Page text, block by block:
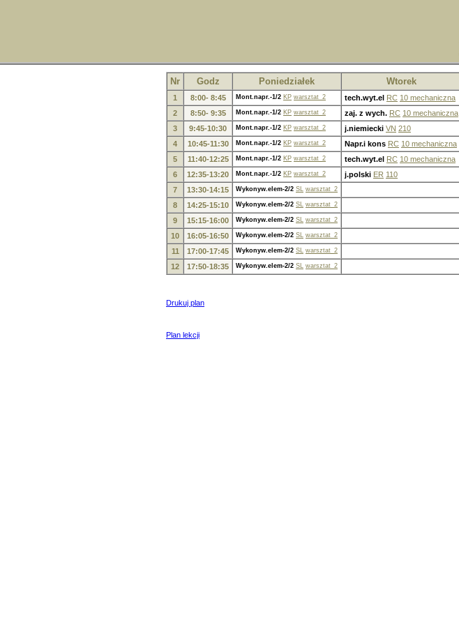
Nr Godz Poniedziałek Wtorek
1 8:00- 8:45 Mont.napr.-1/2 KP warsztat_2 tech.wyt.el RC 10 mechaniczna
2 8:50- 9:35 Mont.napr.-1/2 KP warsztat_2 zaj. z wych. RC 10 mechaniczna
3 9:45-10:30 Mont.napr.-1/2 KP warsztat_2 j.niemiecki VN 210
4 10:45-11:30 Mont.napr.-1/2 KP warsztat_2 Napr.i kons RC 10 mechaniczna
5 11:40-12:25 Mont.napr.-1/2 KP warsztat_2 tech.wyt.el RC 10 mechaniczna
6 12:35-13:20 Mont.napr.-1/2 KP warsztat_2 j.polski ER 110
7 13:30-14:15 Wykonyw.elem-2/2 SL warsztat_2
8 14:25-15:10 Wykonyw.elem-2/2 SL warsztat_2
9 15:15-16:00 Wykonyw.elem-2/2 SL warsztat_2
10 16:05-16:50 Wykonyw.elem-2/2 SL warsztat_2
11 17:00-17:45 Wykonyw.elem-2/2 SL warsztat_2
12 17:50-18:35 Wykonyw.elem-2/2 SL warsztat_2
Drukuj plan
Plan lekcji